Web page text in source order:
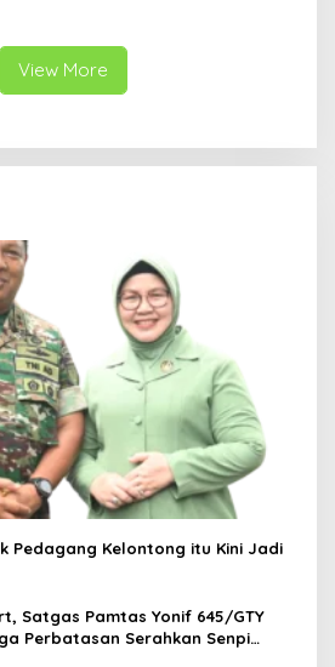
View More
Pedagang Kelontong itu Kini Jadi
Satgas Pamtas Yonif 645/GTY
Perbatasan Serahkan Senpi